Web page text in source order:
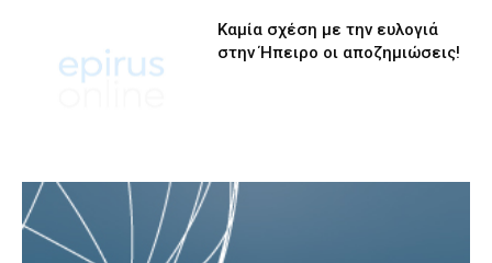
Καμία σχέση με την ευλογιά
στην Ήπειρο οι αποζημιώσεις!